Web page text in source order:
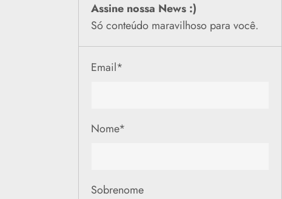
Assine nossa News :)
Só conteúdo maravilhoso para você.
Email*
Nome*
Sobrenome